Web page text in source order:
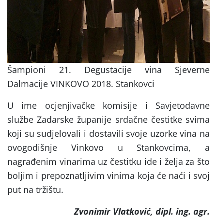
Šampioni 21. Degustacije vina Sjeverne
Dalmacije VINKOVO 2018. Stankovci
U ime ocjenjivačke komisije i Savjetodavne
službe Zadarske županije srdačne čestitke svima
koji su sudjelovali i dostavili svoje uzorke vina na
ovogodišnje Vinkovo u Stankovcima, a
nagrađenim vinarima uz čestitku ide i želja za što
boljim i prepoznatljivim vinima koja će naći i svoj
put na tržištu.
Zvonimir Vlatković, dipl. ing. agr.